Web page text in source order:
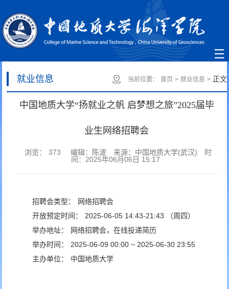
就业信息 当前位置： 首页 > 就业信息 >正文
中国地质大学“扬就业之帆 启梦想之旅”2025届毕
业生网络招聘会
浏览： 373 编辑：陈波 来源：中国地质大学(武汉)
时
间：2025年06月06日 15:17
招聘会类型：
网络招聘会
开放预定时间：
2025-06-05 14:43-21:43 （周四）
举办地址：
网络招聘会，在线投递简历
举办时间：
2025-06-09 00:00 ~ 2025-06-30 23:55
主办单位：
中国地质大学